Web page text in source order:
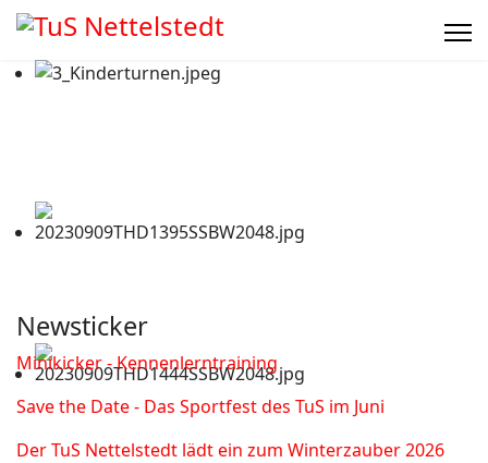
Newsticker
Minikicker - Kennenlerntraining
Save the Date - Das Sportfest des TuS im Juni
Der TuS Nettelstedt lädt ein zum Winterzauber 2026